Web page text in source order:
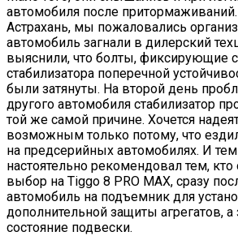
автомобиля после
Астрахань, мы пожаловались
автомобиль загнали в дилерский
выяснили, что болты, фиксирующие
стабилизатора поперечной
были затянуты. На второй день
другого автомобиля стабилизатор
той же самой причине. Хочется
возможным только потому, что
на предсерийных автомобилях. И
настоятельно рекомендовал тем, кто
выбор на Tiggo 8 PRO MAX, сразу
автомобиль на подъемник для
дополнительной защиты агрегатов,
состояние подвески.